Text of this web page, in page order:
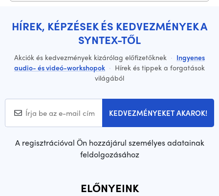
HÍREK, KÉPZÉSEK ÉS KEDVEZMÉNYEK A
SYNTEX-TŐL
Akciók és kedvezmények kizárólag előfizetőknek · Ingyenes
audio- és videó-workshopok · Hírek és tippek a forgatások
világából
KEDVEZMÉNYEKET AKAROK!
A regisztrációval Ön hozzájárul személyes adatainak
feldolgozásához
ELŐNYEINK